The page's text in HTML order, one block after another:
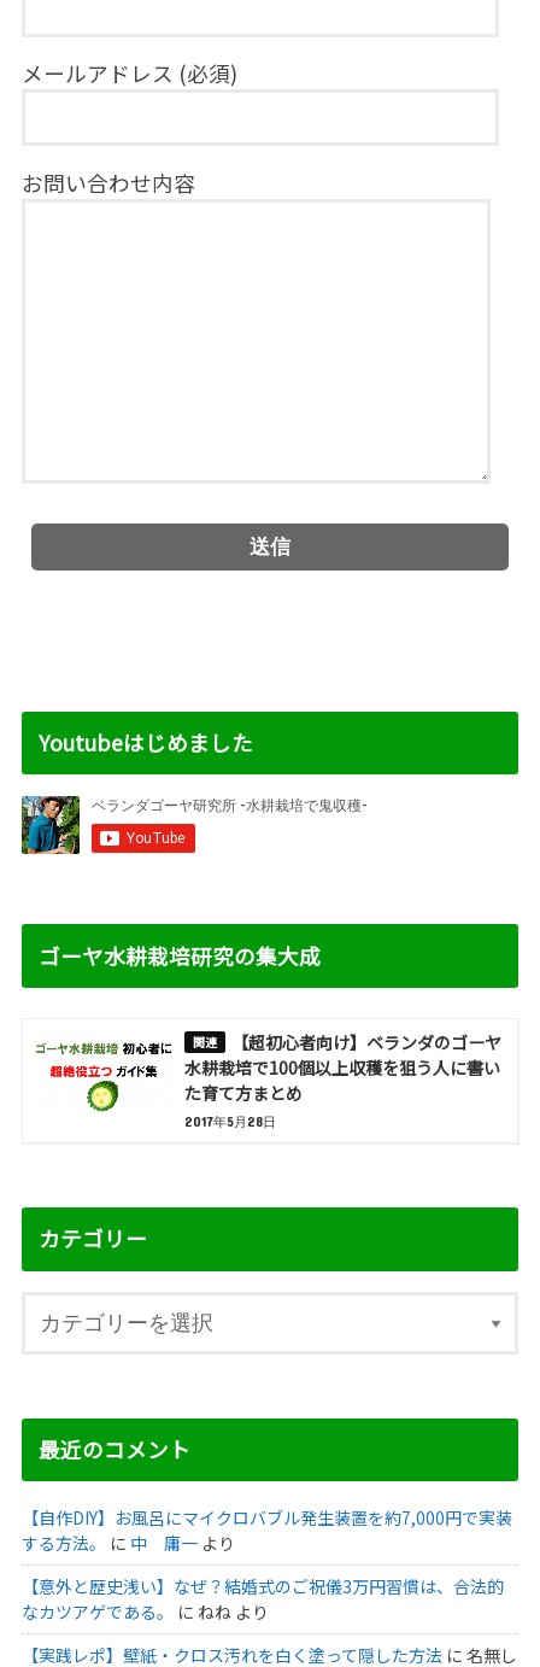
メールアドレス (必須)
お問い合わせ内容
Youtubeはじめました
ゴーヤ水耕栽培研究の集大成
【超初心者向け】ベランダのゴーヤ
水耕栽培で100個以上収穫を狙う人に書い
た育て方まとめ
2017年5月28日
カテゴリー
最近のコメント
【自作DIY】お風呂にマイクロバブル発生装置を約7,000円で実装
する方法。
に 中 庸一より
【意外と歴史浅い】なぜ？結婚式のご祝儀3万円習慣は、合法的
なカツアゲである。
に ねねより
【実践レポ】壁紙・クロス汚れを白く塗って隠した方法 に 名無し